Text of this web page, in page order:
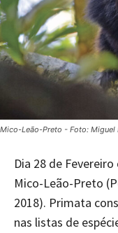
Mico-Leão-Preto - Foto: Miguel
Dia 28 de
Mico-Leão-Preto
2018). Primata
nas listas de